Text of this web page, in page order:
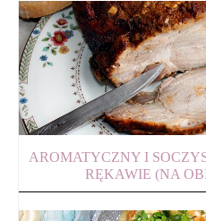
AROMATYCZNY I
RĘKAWIE (NA